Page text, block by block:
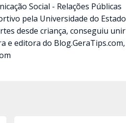
Social - Relações Públicas
pela Universidade do Estado
desde criança, conseguiu unir
e editora do Blog.GeraTips.com,